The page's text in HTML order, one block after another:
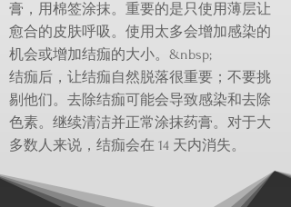
膏，用棉签涂抹。重要的是只使用薄层让
愈合的皮肤呼吸。使用太多会增加感染的
机会或增加结痂的大小。&nbsp;
结痂后，让结痂自然脱落很重要；不要挑
剔他们。去除结痂可能会导致感染和去除
色素。继续清洁并正常涂抹药膏。对于大
多数人来说，结痂会在 14 天内消失。